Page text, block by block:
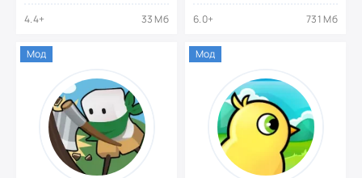
4.4+ 33 Мб 6.0+ 731 Мб
Мод Мод